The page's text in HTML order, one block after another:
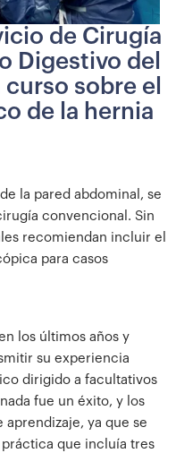
de Cirugía
Digestivo del
sobre el
de la hernia
la pared abdominal, se
convencional. Sin
recomiendan incluir el
para casos
los últimos años y
su experiencia
dirigido a facultativos
fue un éxito, y los
aprendizaje, ya que se
que incluía tres